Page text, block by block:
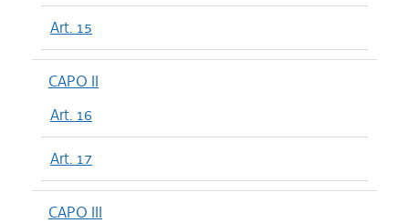
Art. 15
CAPO II
Art. 16
Art. 17
CAPO III